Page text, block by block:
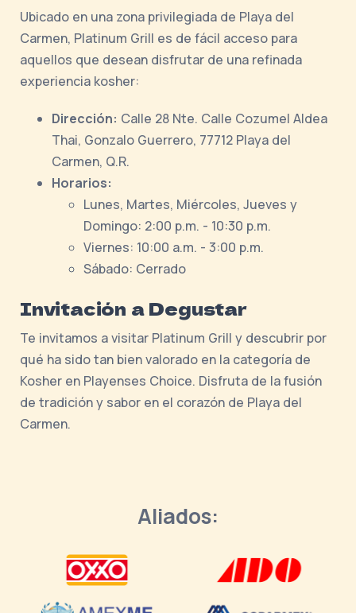
Ubicado en una zona privilegiada de Playa del
Carmen, Platinum Grill es de fácil acceso para
aquellos que desean disfrutar de una refinada
experiencia kosher:
Dirección: Calle 28 Nte. Calle Cozumel Aldea
Thai, Gonzalo Guerrero, 77712 Playa del
Carmen, Q.R.
Horarios:
Lunes, Martes, Miércoles, Jueves y
Domingo: 2:00 p.m. - 10:30 p.m.
Viernes: 10:00 a.m. - 3:00 p.m.
Sábado: Cerrado
Invitación a Degustar
Te invitamos a visitar Platinum Grill y descubrir por
qué ha sido tan bien valorado en la categoría de
Kosher en Playenses Choice. Disfruta de la fusión
de tradición y sabor en el corazón de Playa del
Carmen.
Aliados: